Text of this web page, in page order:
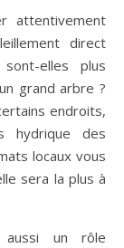
attentivement
direct
elles plus
grand arbre ?
endroits,
hydrique des
locaux vous
sera la plus à
un rôle